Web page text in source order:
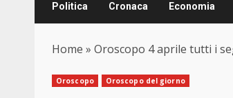
Politica Cronaca Economia
Home » Oroscopo 4 aprile tutti i
Oroscopo Oroscopo del giorno